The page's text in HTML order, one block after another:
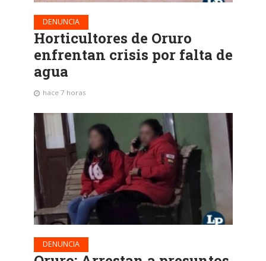
DENUNCIA
Horticultores de Oruro
enfrentan crisis por falta de
agua
hace 7 horas
DENUNCIA